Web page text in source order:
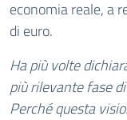
economia reale, a
di euro.
Ha più volte
più rilevante fase
Perché questa